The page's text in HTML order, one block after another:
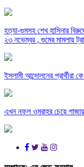
হত্যা-গুমসহ শেখ হাসিনার
২৩ নভেম্বর , গুমের মামলায়
ইসলামী আন্দোলনের প্রার্থীরা
এখন নফল ওমরাহর চেয়ে